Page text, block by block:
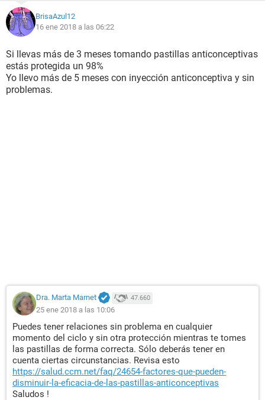
BrisaAzul12
16 ene 2018 a las 06:22
Si llevas más de 3 meses tomando pastillas anticonceptivas
estás protegida un 98%
Yo llevo más de 5 meses con inyección anticonceptiva y sin
problemas.
Dra. Marta Marnet 47.660
25 ene 2018 a las 10:06
Puedes tener relaciones sin problema en cualquier
momento del ciclo y sin otra protección mientras te tomes
las pastillas de forma correcta. Sólo deberás tener en
cuenta ciertas circunstancias. Revisa esto
https://salud.ccm.net/faq/24654-factores-que-pueden-
disminuir-la-eficacia-de-las-pastillas-anticonceptivas
Saludos !